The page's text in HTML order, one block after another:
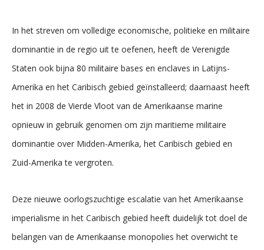
In het streven om volledige economische, politieke en militaire
dominantie in de regio uit te oefenen, heeft de Verenigde
Staten ook bijna 80 militaire bases en enclaves in Latijns-
Amerika en het Caribisch gebied geïnstalleerd; daarnaast heeft
het in 2008 de Vierde Vloot van de Amerikaanse marine
opnieuw in gebruik genomen om zijn maritieme militaire
dominantie over Midden-Amerika, het Caribisch gebied en
Zuid-Amerika te vergroten.
Deze nieuwe oorlogszuchtige escalatie van het Amerikaanse
imperialisme in het Caribisch gebied heeft duidelijk tot doel de
belangen van de Amerikaanse monopolies het overwicht te